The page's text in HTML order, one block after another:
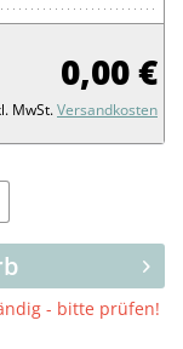
0,00 €
MwSt.Versandkosten
- bitte prüfen!